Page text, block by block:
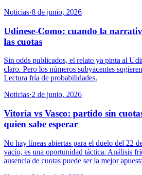
Noticias·8 de junio, 2026
Udinese-Como: cuando la
las cuotas
Sin odds publicados, el relato ya pinta al
claro. Pero los números subyacentes
Lectura fría de probabilidades.
Noticias·2 de junio, 2026
Vitoria vs Vasco: partido sin
quien sabe esperar
No hay líneas abiertas para el duelo del 22
vacío, es una oportunidad táctica. Análisis
ausencia de cuotas puede ser la mejor